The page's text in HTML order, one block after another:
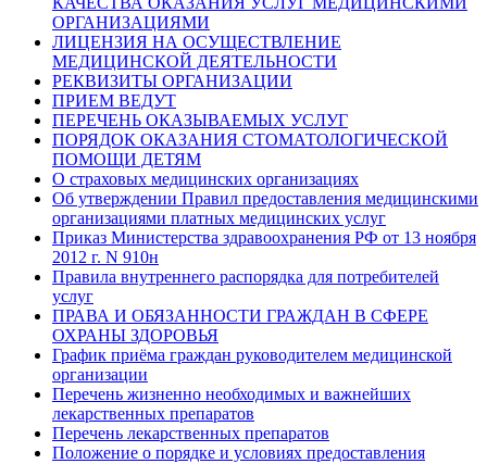
ОРГАНИЗАЦИЯМИ
ЛИЦЕНЗИЯ НА ОСУЩЕСТВЛЕНИЕ
МЕДИЦИНСКОЙ ДЕЯТЕЛЬНОСТИ
РЕКВИЗИТЫ ОРГАНИЗАЦИИ
ПРИЕМ ВЕДУТ
ПЕРЕЧЕНЬ ОКАЗЫВАЕМЫХ УСЛУГ
ПОРЯДОК ОКАЗАНИЯ СТОМАТОЛОГИЧЕСКОЙ
ПОМОЩИ ДЕТЯМ
О страховых медицинских организациях
Об утверждении Правил предоставления медицинскими
организациями платных медицинских услуг
Приказ Министерства здравоохранения РФ от 13 ноября
2012 г. N 910н
Правила внутреннего распорядка для потребителей
услуг
ПРАВА И ОБЯЗАННОСТИ ГРАЖДАН В СФЕРЕ
ОХРАНЫ ЗДОРОВЬЯ
График приёма граждан руководителем медицинской
организации
Перечень жизненно необходимых и важнейших
лекарственных препаратов
Перечень лекарственных препаратов
Положение о порядке и условиях предоставления